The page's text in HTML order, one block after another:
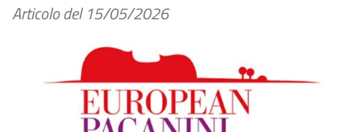
Articolo del 15/05/2026